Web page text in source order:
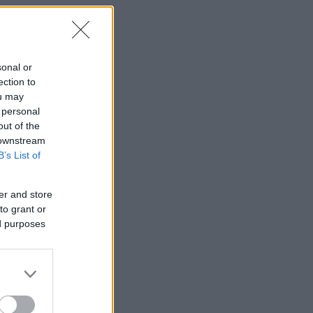
or
to
may
of the
List of
and store
grant or
purposes